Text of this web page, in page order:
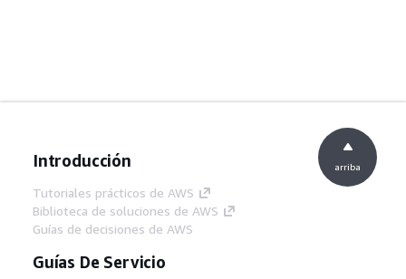
Introducción
Tutoriales prácticos de AWS
Biblioteca de soluciones de AWS
Guías de decisiones de AWS
Guías De Servicio
arriba